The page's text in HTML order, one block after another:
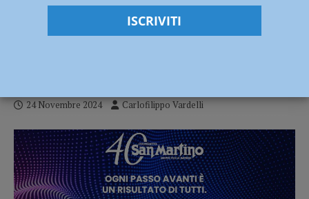
Volley, Serie B2 – Rossetti Market Conad
24 Novembre 2024 Carlofilippo Vardelli